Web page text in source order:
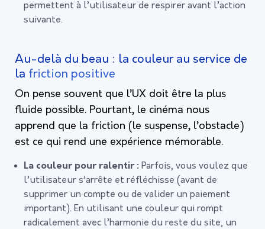
permettent à l’utilisateur de respirer avant l’action
suivante.
Au-delà du beau : la couleur au service de
la friction positive
On pense souvent que l’UX doit être la plus
fluide possible. Pourtant, le cinéma nous
apprend que la friction (le suspense, l’obstacle)
est ce qui rend une expérience mémorable.
La couleur pour ralentir : Parfois, vous voulez que
l’utilisateur s’arrête et réfléchisse (avant de
supprimer un compte ou de valider un paiement
important). En utilisant une couleur qui rompt
radicalement avec l’harmonie du reste du site, un